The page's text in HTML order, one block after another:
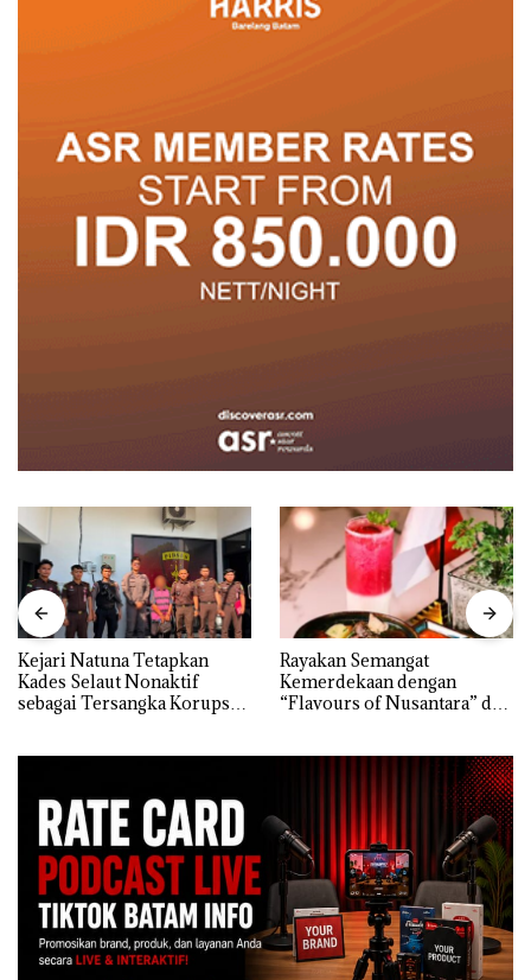
Kejari Natuna Tetapkan
Kades Selaut Nonaktif
sebagai Tersangka Korupsi
Rayakan Semangat
Kemerdekaan dengan
“Flavours of Nusantara” di